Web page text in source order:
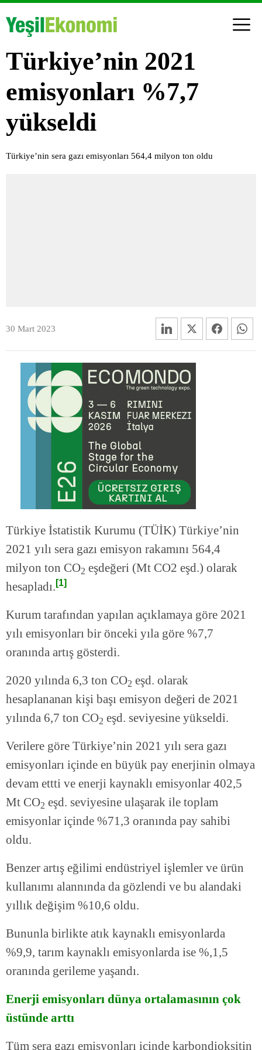
Türkiye’nin 2021
emisyonları %7,7
yükseldi
Türkiye’nin sera gazı emisyonları 564,4 milyon ton oldu
30 Mart 2023
Türkiye İstatistik Kurumu (TÜİK) Türkiye’nin
2021 yılı sera gazı emisyon rakamını 564,4
milyon ton CO2 eşdeğeri (Mt CO2 eşd.) olarak
hesapladı. [1]
Kurum tarafından yapılan açıklamaya göre 2021
yılı emisyonları bir önceki yıla göre %7,7
oranında artış gösterdi.
2020 yılında 6,3 ton CO2 eşd. olarak
hesaplananan kişi başı emisyon değeri de 2021
yılında 6,7 ton CO2 eşd. seviyesine yükseldi.
Verilere göre Türkiye’nin 2021 yılı sera gazı
emisyonları içinde en büyük pay enerjinin olmaya
devam ettti ve enerji kaynaklı emisyonlar 402,5
Mt CO2 eşd. seviyesine ulaşarak ile toplam
emisyonlar içinde %71,3 oranında pay sahibi
oldu.
Benzer artış eğilimi endüstriyel işlemler ve ürün
kullanımı alannında da gözlendi ve bu alandaki
yıllık değişim %10,6 oldu.
Bununla birlikte atık kaynaklı emisyonlarda
%9,9, tarım kaynaklı emisyonlarda ise %,1,5
oranında gerileme yaşandı.
Enerji emisyonları dünya ortalamasının çok
üstünde arttı
Tüm sera gazı emisyonları içinde karbondioksitin